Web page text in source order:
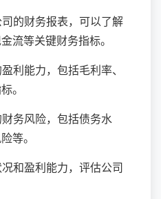
的财务报表，可以了解
流等关键财务指标。
利能力，包括毛利率、
。
务风险，包括债务水
等。
和盈利能力，评估公司